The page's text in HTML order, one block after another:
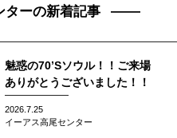
ターの新着記事
魅惑の70’Sソウル！！ご来場
ありがとうございました！！
2026.7.25
イーアス高尾センター